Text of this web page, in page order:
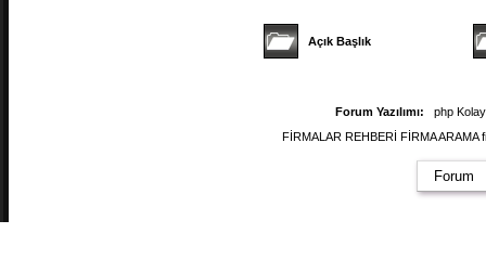
Açık Başlık
Forum Yazılımı:
php
FİRMALAR REHBERİ FİRMA
Forum